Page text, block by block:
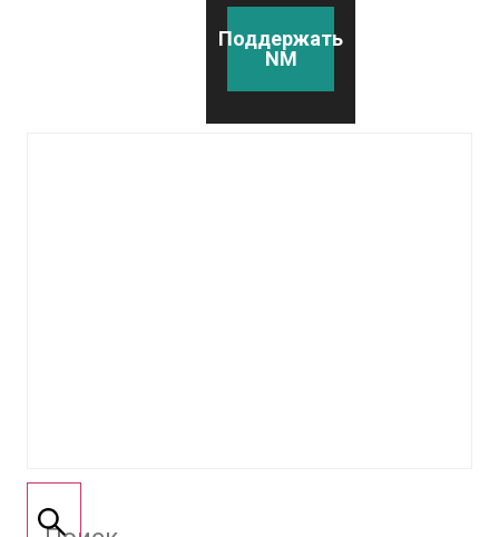
Поддержать
NM